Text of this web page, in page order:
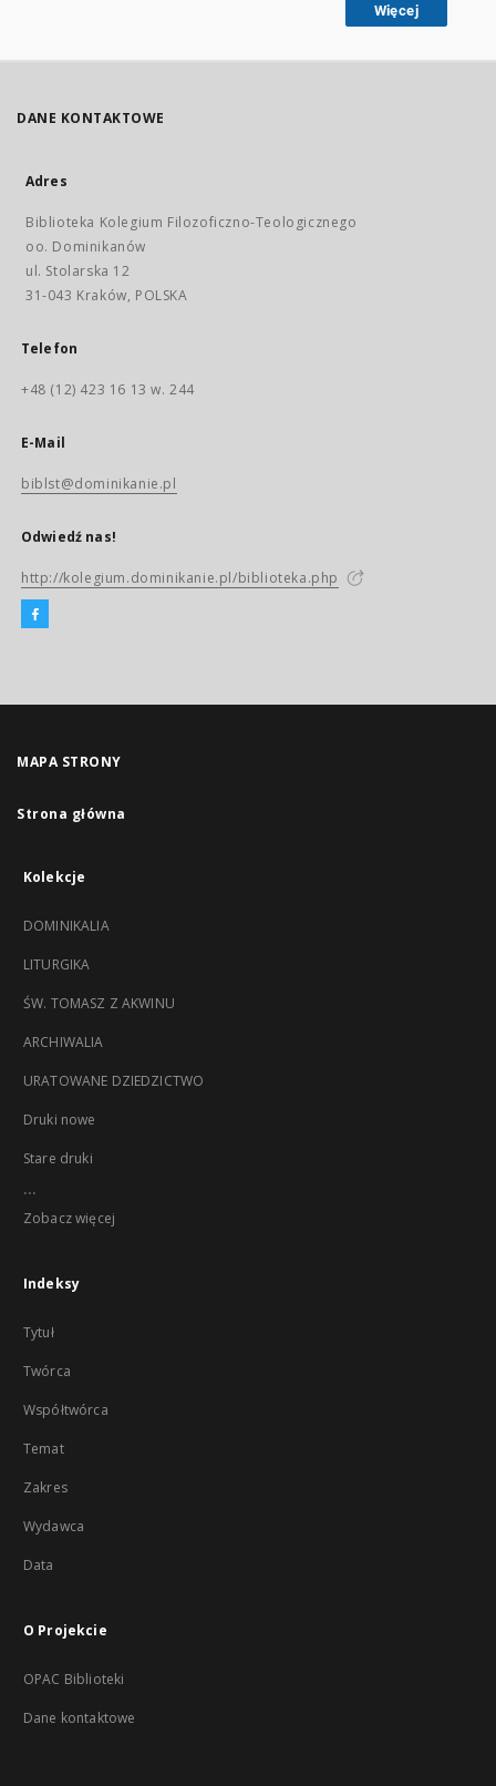
Więcej
DANE KONTAKTOWE
Adres
Biblioteka Kolegium Filozoficzno-Teologicznego
oo. Dominikanów
ul. Stolarska 12
31-043 Kraków, POLSKA
Telefon
+48 (12) 423 16 13 w. 244
E-Mail
biblst@dominikanie.pl
Odwiedź nas!
http://kolegium.dominikanie.pl/biblioteka.php
MAPA STRONY
Strona główna
Kolekcje
DOMINIKALIA
LITURGIKA
ŚW. TOMASZ Z AKWINU
ARCHIWALIA
URATOWANE DZIEDZICTWO
Druki nowe
Stare druki
...
Zobacz więcej
Indeksy
Tytuł
Twórca
Współtwórca
Temat
Zakres
Wydawca
Data
O Projekcie
OPAC Biblioteki
Dane kontaktowe